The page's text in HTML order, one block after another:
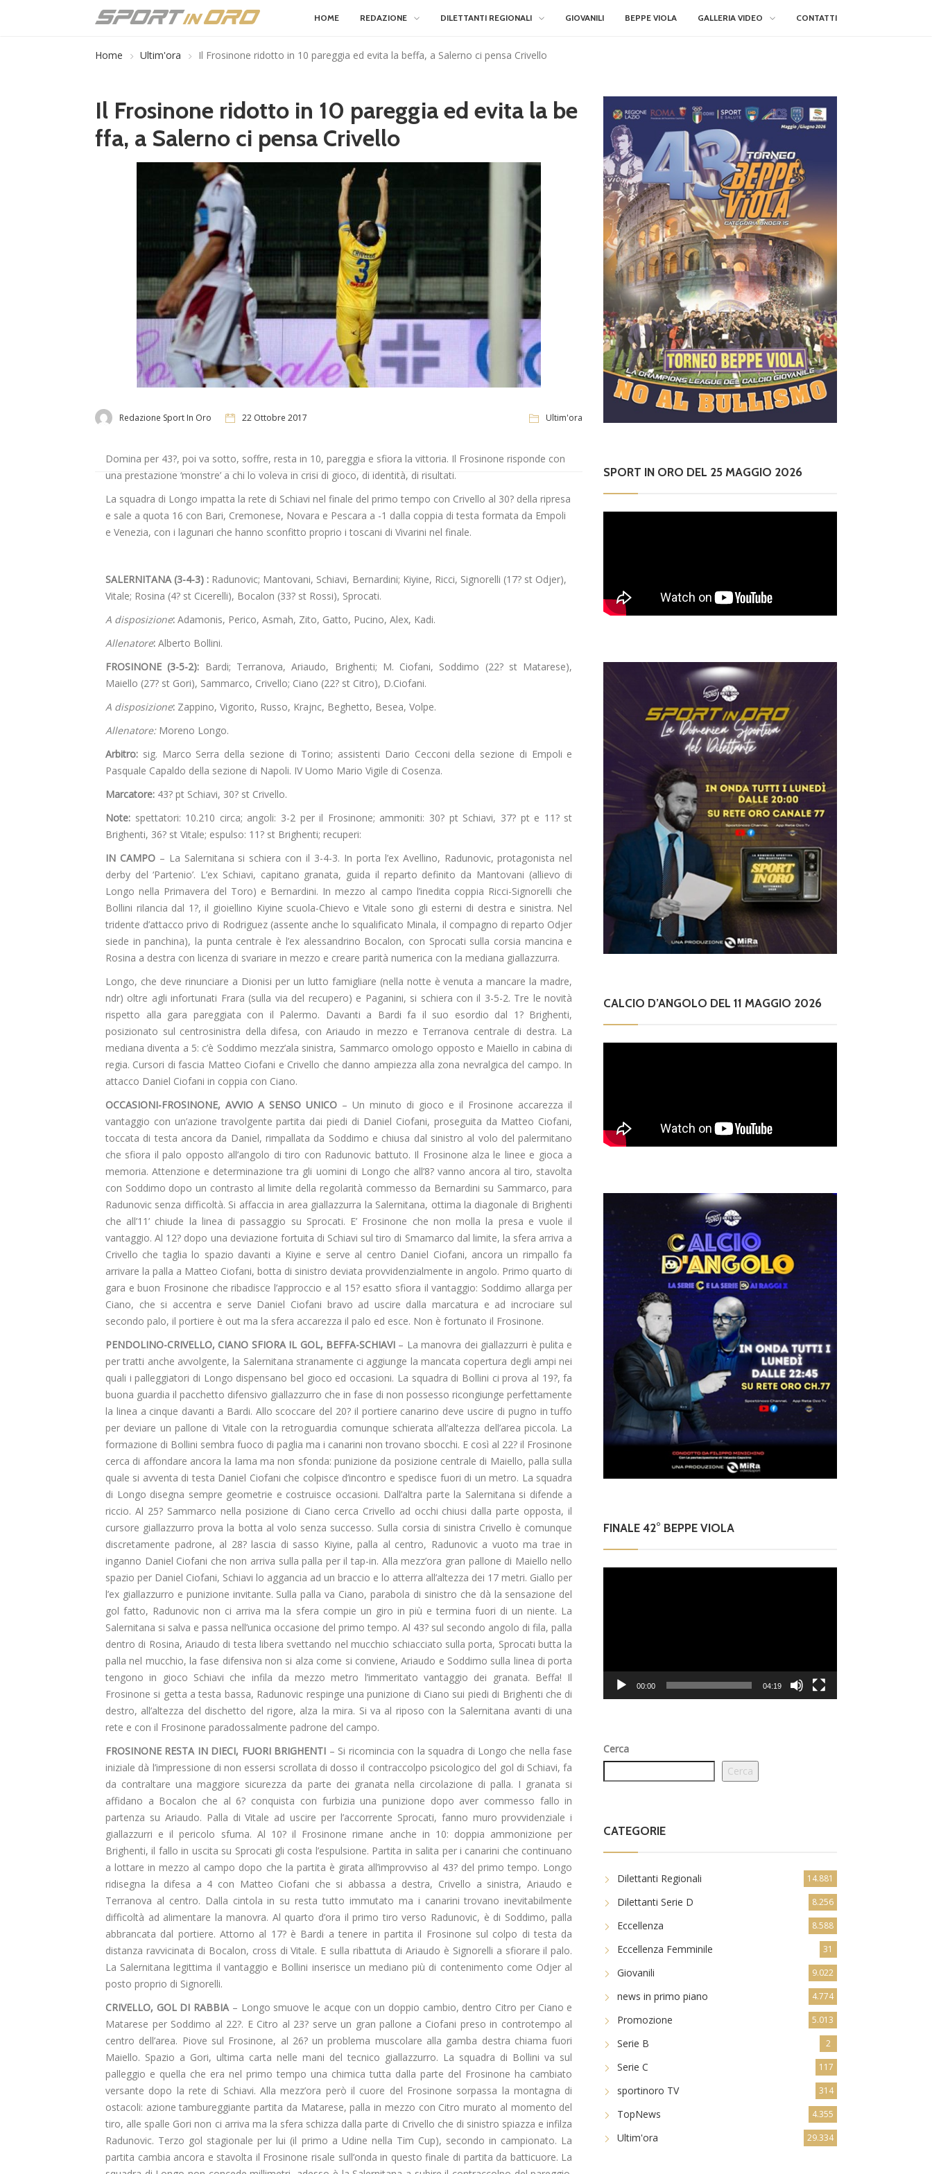
HOME REDAZIONE DILETTANTI REGIONALI GIOVANILI BEPPE VIOLA GALLERIA VIDEO CONTATTI
Home Ultim'ora Il Frosinone ridotto in 10 pareggia ed evita la beffa, a Salerno ci pensa Crivello
Il Frosinone ridotto in 10 pareggia ed evita la be
ffa, a Salerno ci pensa Crivello
Redazione Sport In Oro 22 Ottobre 2017 Ultim'ora
Domina per 43?, poi va sotto, soffre, resta in 10, pareggia e sfiora la vittoria. Il Frosinone risponde con
una prestazione ‘monstre’ a chi lo voleva in crisi di gioco, di identità, di risultati.
La squadra di Longo impatta la rete di Schiavi nel finale del primo tempo con Crivello al 30? della ripresa
e sale a quota 16 con Bari, Cremonese, Novara e Pescara a -1 dalla coppia di testa formata da Empoli
e Venezia, con i lagunari che hanno sconfitto proprio i toscani di Vivarini nel finale.
SALERNITANA (3-4-3) : Radunovic; Mantovani, Schiavi, Bernardini; Kiyine, Ricci, Signorelli (17? st Odjer),
Vitale; Rosina (4? st Cicerelli), Bocalon (33? st Rossi), Sprocati.
A disposizione: Adamonis, Perico, Asmah, Zito, Gatto, Pucino, Alex, Kadi.
Allenatore: Alberto Bollini.
FROSINONE (3-5-2): Bardi; Terranova, Ariaudo, Brighenti; M. Ciofani, Soddimo (22? st Matarese),
Maiello (27? st Gori), Sammarco, Crivello; Ciano (22? st Citro), D.Ciofani.
A disposizione: Zappino, Vigorito, Russo, Krajnc, Beghetto, Besea, Volpe.
Allenatore: Moreno Longo.
Arbitro: sig. Marco Serra della sezione di Torino; assistenti Dario Cecconi della sezione di Empoli e
Pasquale Capaldo della sezione di Napoli. IV Uomo Mario Vigile di Cosenza.
Marcatore: 43? pt Schiavi, 30? st Crivello.
Note: spettatori: 10.210 circa; angoli: 3-2 per il Frosinone; ammoniti: 30? pt Schiavi, 37? pt e 11? st
Brighenti, 36? st Vitale; espulso: 11? st Brighenti; recuperi:
IN CAMPO – La Salernitana si schiera con il 3-4-3. In porta l’ex Avellino, Radunovic, protagonista nel
derby del ‘Partenio’. L’ex Schiavi, capitano granata, guida il reparto definito da Mantovani (allievo di
Longo nella Primavera del Toro) e Bernardini. In mezzo al campo l’inedita coppia Ricci-Signorelli che
Bollini rilancia dal 1?, il gioiellino Kiyine scuola-Chievo e Vitale sono gli esterni di destra e sinistra. Nel
tridente d’attacco privo di Rodriguez (assente anche lo squalificato Minala, il compagno di reparto Odjer
siede in panchina), la punta centrale è l’ex alessandrino Bocalon, con Sprocati sulla corsia mancina e
Rosina a destra con licenza di svariare in mezzo e creare parità numerica con la mediana giallazzurra.
Longo, che deve rinunciare a Dionisi per un lutto famigliare (nella notte è venuta a mancare la madre,
ndr) oltre agli infortunati Frara (sulla via del recupero) e Paganini, si schiera con il 3-5-2. Tre le novità
rispetto alla gara pareggiata con il Palermo. Davanti a Bardi fa il suo esordio dal 1? Brighenti,
posizionato sul centrosinistra della difesa, con Ariaudo in mezzo e Terranova centrale di destra. La
mediana diventa a 5: c’è Soddimo mezz’ala sinistra, Sammarco omologo opposto e Maiello in cabina di
regia. Cursori di fascia Matteo Ciofani e Crivello che danno ampiezza alla zona nevralgica del campo. In
attacco Daniel Ciofani in coppia con Ciano.
OCCASIONI-FROSINONE, AVVIO A SENSO UNICO – Un minuto di gioco e il Frosinone accarezza il
vantaggio con un’azione travolgente partita dai piedi di Daniel Ciofani, proseguita da Matteo Ciofani,
toccata di testa ancora da Daniel, rimpallata da Soddimo e chiusa dal sinistro al volo del palermitano
che sfiora il palo opposto all’angolo di tiro con Radunovic battuto. Il Frosinone alza le linee e gioca a
memoria. Attenzione e determinazione tra gli uomini di Longo che all’8? vanno ancora al tiro, stavolta
con Soddimo dopo un contrasto al limite della regolarità commesso da Bernardini su Sammarco, para
Radunovic senza difficoltà. Si affaccia in area giallazzurra la Salernitana, ottima la diagonale di Brighenti
che all’11’ chiude la linea di passaggio su Sprocati. E’ Frosinone che non molla la presa e vuole il
vantaggio. Al 12? dopo una deviazione fortuita di Schiavi sul tiro di Smamarco dal limite, la sfera arriva a
Crivello che taglia lo spazio davanti a Kiyine e serve al centro Daniel Ciofani, ancora un rimpallo fa
arrivare la palla a Matteo Ciofani, botta di sinistro deviata provvidenzialmente in angolo. Primo quarto di
gara e buon Frosinone che ribadisce l’approccio e al 15? esatto sfiora il vantaggio: Soddimo allarga per
Ciano, che si accentra e serve Daniel Ciofani bravo ad uscire dalla marcatura e ad incrociare sul
secondo palo, il portiere è out ma la sfera accarezza il palo ed esce. Non è fortunato il Frosinone.
PENDOLINO-CRIVELLO, CIANO SFIORA IL GOL, BEFFA-SCHIAVI – La manovra dei giallazzurri è pulita e
per tratti anche avvolgente, la Salernitana stranamente ci aggiunge la mancata copertura degli ampi nei
quali i palleggiatori di Longo dispensano bel gioco ed occasioni. La squadra di Bollini ci prova al 19?, fa
buona guardia il pacchetto difensivo giallazzurro che in fase di non possesso ricongiunge perfettamente
la linea a cinque davanti a Bardi. Allo scoccare del 20? il portiere canarino deve uscire di pugno in tuffo
per deviare un pallone di Vitale con la retroguardia comunque schierata all’altezza dell’area piccola. La
formazione di Bollini sembra fuoco di paglia ma i canarini non trovano sbocchi. E così al 22? il Frosinone
cerca di affondare ancora la lama ma non sfonda: punizione da posizione centrale di Maiello, palla sulla
quale si avventa di testa Daniel Ciofani che colpisce d’incontro e spedisce fuori di un metro. La squadra
di Longo disegna sempre geometrie e costruisce occasioni. Dall’altra parte la Salernitana si difende a
riccio. Al 25? Sammarco nella posizione di Ciano cerca Crivello ad occhi chiusi dalla parte opposta, il
cursore giallazzurro prova la botta al volo senza successo. Sulla corsia di sinistra Crivello è comunque
discretamente padrone, al 28? lascia di sasso Kiyine, palla al centro, Radunovic a vuoto ma trae in
inganno Daniel Ciofani che non arriva sulla palla per il tap-in. Alla mezz’ora gran pallone di Maiello nello
spazio per Daniel Ciofani, Schiavi lo aggancia ad un braccio e lo atterra all’altezza dei 17 metri. Giallo per
l’ex giallazzurro e punizione invitante. Sulla palla va Ciano, parabola di sinistro che dà la sensazione del
gol fatto, Radunovic non ci arriva ma la sfera compie un giro in più e termina fuori di un niente. La
Salernitana si salva e passa nell’unica occasione del primo tempo. Al 43? sul secondo angolo di fila, palla
dentro di Rosina, Ariaudo di testa libera svettando nel mucchio schiacciato sulla porta, Sprocati butta la
palla nel mucchio, la fase difensiva non si alza come si conviene, Ariaudo e Soddimo sulla linea di porta
tengono in gioco Schiavi che infila da mezzo metro l’immeritato vantaggio dei granata. Beffa! Il
Frosinone si getta a testa bassa, Radunovic respinge una punizione di Ciano sui piedi di Brighenti che di
destro, all’altezza del dischetto del rigore, alza la mira. Si va al riposo con la Salernitana avanti di una
rete e con il Frosinone paradossalmente padrone del campo.
FROSINONE RESTA IN DIECI, FUORI BRIGHENTI – Si ricomincia con la squadra di Longo che nella fase
iniziale dà l’impressione di non essersi scrollata di dosso il contraccolpo psicologico del gol di Schiavi, fa
da contraltare una maggiore sicurezza da parte dei granata nella circolazione di palla. I granata si
affidano a Bocalon che al 6? conquista con furbizia una punizione dopo aver commesso fallo in
partenza su Ariaudo. Palla di Vitale ad uscire per l’accorrente Sprocati, fanno muro provvidenziale i
giallazzurri e il pericolo sfuma. Al 10? il Frosinone rimane anche in 10: doppia ammonizione per
Brighenti, il fallo in uscita su Sprocati gli costa l’espulsione. Partita in salita per i canarini che continuano
a lottare in mezzo al campo dopo che la partita è girata all’improvviso al 43? del primo tempo. Longo
ridisegna la difesa a 4 con Matteo Ciofani che si abbassa a destra, Crivello a sinistra, Ariaudo e
Terranova al centro. Dalla cintola in su resta tutto immutato ma i canarini trovano inevitabilmente
difficoltà ad alimentare la manovra. Al quarto d’ora il primo tiro verso Radunovic, è di Soddimo, palla
abbrancata dal portiere. Attorno al 17? è Bardi a tenere in partita il Frosinone sul colpo di testa da
distanza ravvicinata di Bocalon, cross di Vitale. E sulla ribattuta di Ariaudo è Signorelli a sfiorare il palo.
La Salernitana legittima il vantaggio e Bollini inserisce un mediano più di contenimento come Odjer al
posto proprio di Signorelli.
CRIVELLO, GOL DI RABBIA– Longo smuove le acque con un doppio cambio, dentro Citro per Ciano e
Matarese per Soddimo al 22?. E Citro al 23? serve un gran pallone a Ciofani preso in controtempo al
centro dell’area. Piove sul Frosinone, al 26? un problema muscolare alla gamba destra chiama fuori
Maiello. Spazio a Gori, ultima carta nelle mani del tecnico giallazzurro. La squadra di Bollini va sul
palleggio e quella che era nel primo tempo una chimica tutta dalla parte del Frosinone ha cambiato
versante dopo la rete di Schiavi. Alla mezz’ora però il cuore del Frosinone sorpassa la montagna di
ostacoli: azione tambureggiante partita da Matarese, palla in mezzo con Citro murato al momento del
tiro, alle spalle Gori non ci arriva ma la sfera schizza dalla parte di Crivello che di sinistro spiazza e infilza
Radunovic. Terzo gol stagionale per lui (il primo a Udine nella Tim Cup), secondo in campionato. La
partita cambia ancora e stavolta il Frosinone risale sull’onda in questo finale di partita da batticuore. La
SPORT IN ORO DEL 25 MAGGIO 2026
CALCIO D’ANGOLO DEL 11 MAGGIO 2026
FINALE 42° BEPPE VIOLA
00:00 04:19
Cerca
Cerca
CATEGORIE
Dilettanti Regionali 14.881
Dilettanti Serie D 8.256
Eccellenza 8.588
Eccellenza Femminile 31
Giovanili 9.022
news in primo piano 4.774
Promozione 5.013
Serie B 2
Serie C 117
sportinoro TV 314
TopNews 4.355
Ultim'ora 29.334